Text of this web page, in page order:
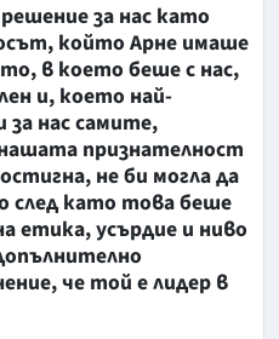
за нас като
който Арне имаше
в което беше с нас,
и, което най-
нас самите,
признателност
не би могла да
след като това беше
етика, усърдие и ниво
че той е лидер в